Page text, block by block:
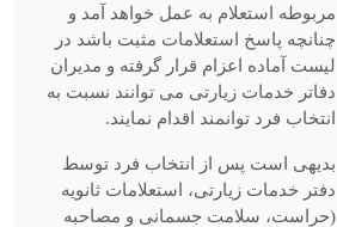
مربوطه استعلام به عمل خواهد آمد و
چنانچه پاسخ استعلامات مثبت باشد در
لیست آماده اعزام قرار گرفته و مدیران
دفاتر خدمات زیارتی می توانند نسبت به
انتخاب فرد توانمند اقدام نمایند.
بدیهی است پس از انتخاب فرد توسط
دفتر خدمات زیارتی، استعلامات ثانویه
(حراست، سلامت جسمانی و مصاحبه